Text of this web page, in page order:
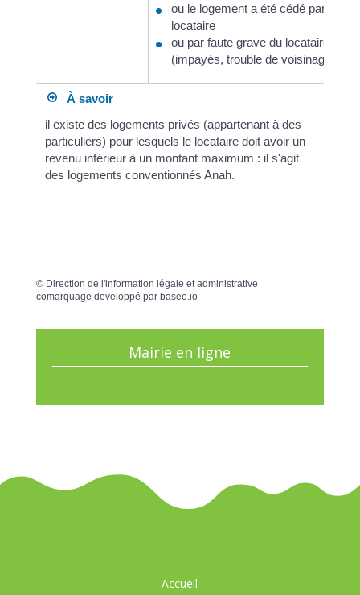
ou le logement a été cédé par le
locataire
ou par faute grave du locataire
(impayés, trouble de voisinage...)
À savoir
il existe des logements privés (appartenant à des
particuliers) pour lesquels le locataire doit avoir un
revenu inférieur à un montant maximum : il s'agit
des logements conventionnés Anah.
© Direction de l'information légale et administrative
comarquage developpé par baseo.io
Mairie en ligne
Accueil